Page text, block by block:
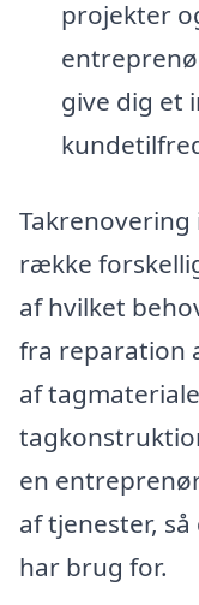
projekter
give dig et
række
af hvilket
fra reparation
af
en
af tjenester,
har brug for.